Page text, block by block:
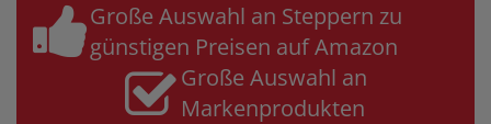
Große Auswahl an Steppern zu
günstigen Preisen auf Amazon
Große Auswahl an
Markenprodukten